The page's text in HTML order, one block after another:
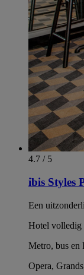
4.7 / 5
ibis Styles
Een
Hotel volledig
Metro, bus
Opera,